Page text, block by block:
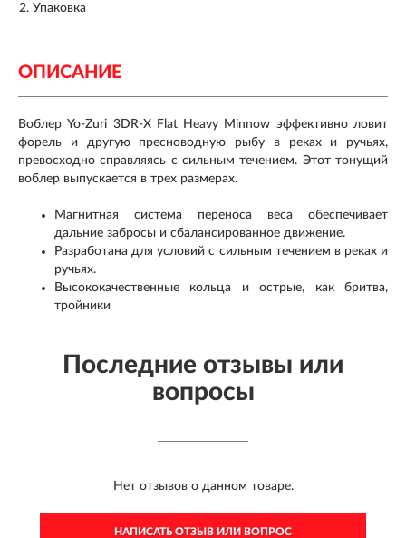
Упаковка
ОПИСАНИЕ
Воблер Yo-Zuri 3DR-X Flat Heavy Minnow эффективно ловит
форель и другую пресноводную рыбу в реках и ручьях,
превосходно справляясь с сильным течением. Этот тонущий
воблер выпускается в трех размерах.
Магнитная система переноса веса обеспечивает
дальние забросы и сбалансированное движение.
Разработана для условий с сильным течением в реках и
ручьях.
Высококачественные кольца и острые, как бритва,
тройники
Последние отзывы или
вопросы
Нет отзывов о данном товаре.
НАПИСАТЬ ОТЗЫВ ИЛИ ВОПРОС